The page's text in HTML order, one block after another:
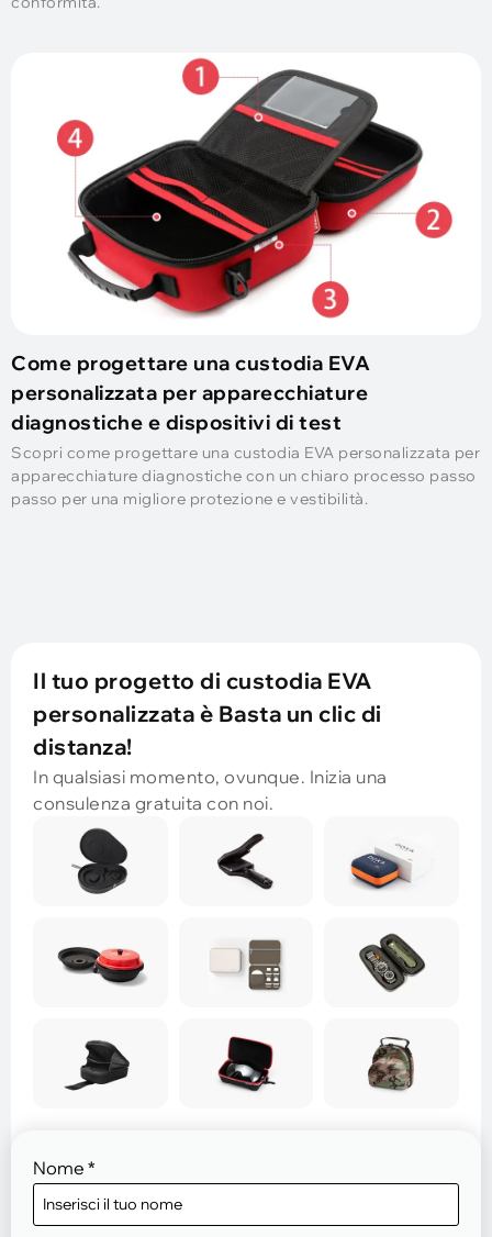
Come progettare una custodia EVA
personalizzata per apparecchiature
diagnostiche e dispositivi di test
Scopri come progettare una custodia EVA personalizzata per
apparecchiature diagnostiche con un chiaro processo passo
passo per una migliore protezione e vestibilità.
Nome *
Il tuo progetto di custodia EVA
personalizzata è Basta un clic di
distanza!
In qualsiasi momento, ovunque. Inizia una
consulenza gratuita con noi.